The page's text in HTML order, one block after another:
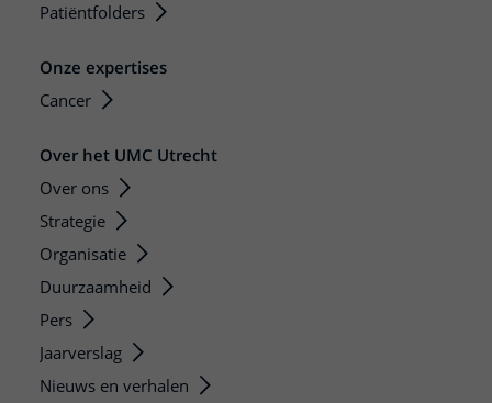
Patiëntfolders
Onze expertises
Cancer
Over het UMC Utrecht
Over ons
Strategie
Organisatie
Duurzaamheid
Pers
Jaarverslag
Nieuws en verhalen